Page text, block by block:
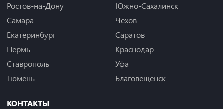
Ростов-на-Дону
Самара
Екатеринбург
Пермь
Ставрополь
Тюмень
Южно-Сахалинск
Чехов
Саратов
Краснодар
Уфа
Благовещенск
КОНТАКТЫ